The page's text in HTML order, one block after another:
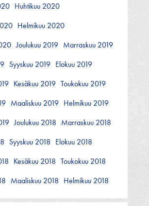
Huhtikuu 2020
Helmikuu 2020
Joulukuu 2019 Marraskuu 2019
Syyskuu 2019 Elokuu 2019
Kesäkuu 2019 Toukokuu 2019
Maaliskuu 2019 Helmikuu 2019
Joulukuu 2018 Marraskuu 2018
Syyskuu 2018 Elokuu 2018
Kesäkuu 2018 Toukokuu 2018
Maaliskuu 2018 Helmikuu 2018